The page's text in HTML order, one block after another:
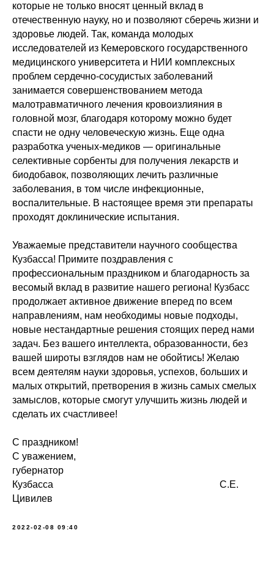
которые не только вносят ценный вклад в
отечественную науку, но и позволяют сберечь жизни и
здоровье людей. Так, команда молодых
исследователей из Кемеровского государственного
медицинского университета и НИИ комплексных
проблем сердечно-сосудистых заболеваний
занимается совершенствованием метода
малотравматичного лечения кровоизлияния в
головной мозг, благодаря которому можно будет
спасти не одну человеческую жизнь. Еще одна
разработка ученых-медиков — оригинальные
селективные сорбенты для получения лекарств и
биодобавок, позволяющих лечить различные
заболевания, в том числе инфекционные,
воспалительные. В настоящее время эти препараты
проходят доклинические испытания.
Уважаемые представители научного сообщества
Кузбасса! Примите поздравления с
профессиональным праздником и благодарность за
весомый вклад в развитие нашего региона! Кузбасс
продолжает активное движение вперед по всем
направлениям, нам необходимы новые подходы,
новые нестандартные решения стоящих перед нами
задач. Без вашего интеллекта, образованности, без
вашей широты взглядов нам не обойтись! Желаю
всем деятелям науки здоровья, успехов, больших и
малых открытий, претворения в жизнь самых смелых
замыслов, которые смогут улучшить жизнь людей и
сделать их счастливее!
С праздником!
С уважением,
губернатор
Кузбасса С.Е.
Цивилев
2022-02-08 09:40